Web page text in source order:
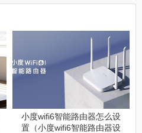
小度wifi6智能路由器怎么设
置（小度wifi6智能路由器设